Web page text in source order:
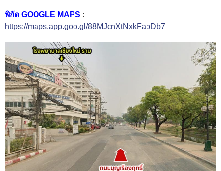
พิกัด GOOGLE MAPS :
https://maps.app.goo.gl/88MJcnXtNxkFabDb7